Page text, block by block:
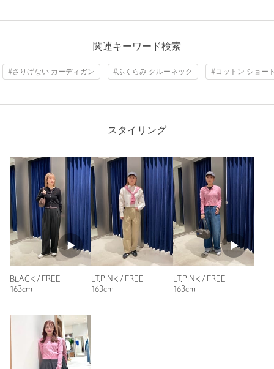
関連キーワード検索
#さりげない カーディガン #ふくらみ クルーネック #コットン ショー
スタイリング
BLACK / FREE
163cm
LT.PINK / FREE
163cm
LT.PINK / FREE
163cm